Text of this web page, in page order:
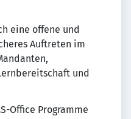
eine offene und
Auftreten im
und
Office Programme